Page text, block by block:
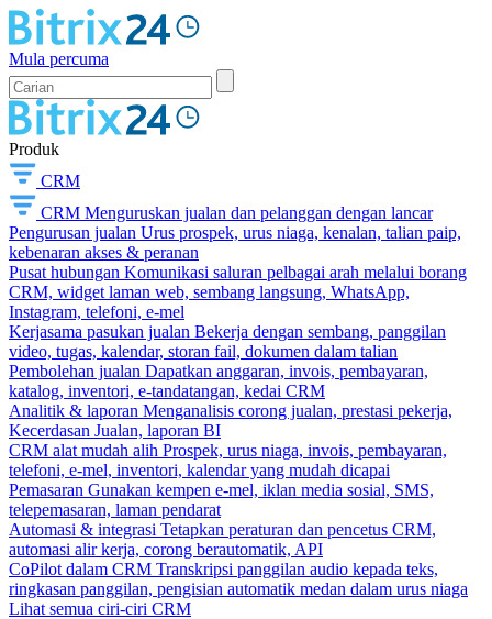
Mula percuma
Produk
CRM
CRM Menguruskan jualan dan pelanggan dengan lancar
Pengurusan jualan Urus prospek, urus niaga, kenalan, talian paip,
kebenaran akses & peranan
Pusat hubungan Komunikasi saluran pelbagai arah melalui borang
CRM, widget laman web, sembang langsung, WhatsApp,
Instagram, telefoni, e-mel
Kerjasama pasukan jualan Bekerja dengan sembang, panggilan
video, tugas, kalendar, storan fail, dokumen dalam talian
Pembolehan jualan Dapatkan anggaran, invois, pembayaran,
katalog, inventori, e-tandatangan, kedai CRM
Analitik & laporan Menganalisis corong jualan, prestasi pekerja,
Kecerdasan Jualan, laporan BI
CRM alat mudah alih Prospek, urus niaga, invois, pembayaran,
telefoni, e-mel, inventori, kalendar yang mudah dicapai
Pemasaran Gunakan kempen e-mel, iklan media sosial, SMS,
telepemasaran, laman pendarat
Automasi & integrasi Tetapkan peraturan dan pencetus CRM,
automasi alir kerja, corong berautomatik, API
CoPilot dalam CRM Transkripsi panggilan audio kepada teks,
ringkasan panggilan, pengisian automatik medan dalam urus niaga
Lihat semua ciri-ciri CRM